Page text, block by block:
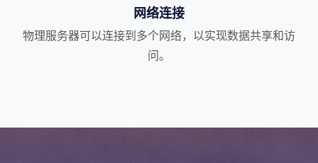
网络连接
物理服务器可以连接到多个网络，以实现数据共享和访
问。